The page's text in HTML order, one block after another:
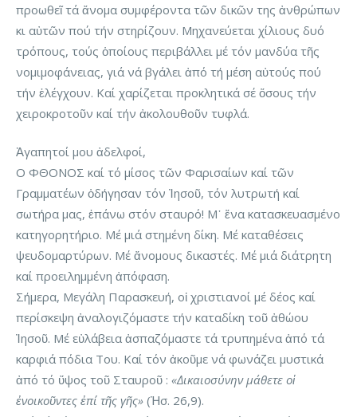
προωθεῖ τά ἄνομα συμφέροντα τῶν δικῶν της ἀνθρώπων
κι αὐτῶν πού τήν στηρίζουν. Μηχανεύεται χίλιους δυό
τρόπους, τούς ὁποίους περιβάλλει μέ τόν μανδύα τῆς
νομιμοφάνειας, γιά νά βγάλει ἀπό τή μέση αὐτούς πού
τήν ἐλέγχουν. Καί χαρίζεται προκλητικά σέ ὅσους τήν
χειροκροτοῦν καί τήν ἀκολουθοῦν τυφλά.
Ἀγαπητοί μου ἀδελφοί,
Ο ΦΘΟΝΟΣ καί τό μίσος τῶν Φαρισαίων καί τῶν
Γραμματέων ὁδήγησαν τόν Ἰησοῦ, τόν λυτρωτή καί
σωτήρα μας, ἐπάνω στόν σταυρό! Μ᾽ ἕνα κατασκευασμένο
κατηγορητήριο. Μέ μιά στημένη δίκη. Μέ καταθέσεις
ψευδομαρτύρων. Μέ ἄνομους δικαστές. Μέ μιά διάτρητη
καί προειλημμένη ἀπόφαση.
Σήμερα, Μεγάλη Παρασκευή, οἱ χριστιανοί μέ δέος καί
περίσκεψη ἀναλογιζόμαστε τήν καταδίκη τοῦ ἀθώου
Ἰησοῦ. Μέ εὐλάβεια ἀσπαζόμαστε τά τρυπημένα ἀπό τά
καρφιά πόδια Του. Καί τόν ἀκοῦμε νά φωνάζει μυστικά
ἀπό τό ὕψος τοῦ Σταυροῦ : «Δικαιοσύνην μάθετε οἱ
ἐνοικοῦντες ἐπί τῆς γῆς» (Ἡσ. 26,9).